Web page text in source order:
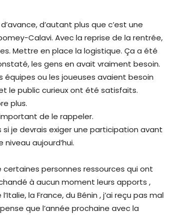
d’autant plus que c’est une
Calavi. Avec la reprise de la rentrée,
Mettre en place la logistique. Ça a été
les gens en avait vraiment besoin.
équipes ou les joueuses avaient besoin
le public curieux ont été satisfaits.
plus.
de le rappeler.
je devrais exiger une participation avant
aujourd’hui.
certaines personnes ressources qui ont
à aucun moment leurs apports ,
la France, du Bénin , j’ai reçu pas mal
que l’année prochaine avec la